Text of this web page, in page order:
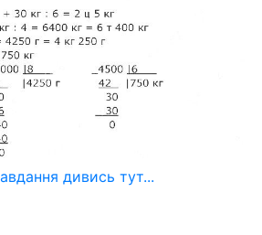
дивись тут...